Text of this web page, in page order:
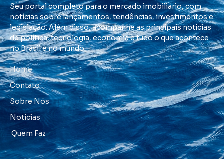
Seu portal completo para o mercado imobiliário, com
notícias sobre lançamentos, tendências, investimentos e
legislação. Além disso, acompanhe as principais notícias
de política, tecnologia, economia e tudo o que acontece
no Brasil e no mundo.
Home
Contato
Sobre Nós
Notícias
Quem Faz